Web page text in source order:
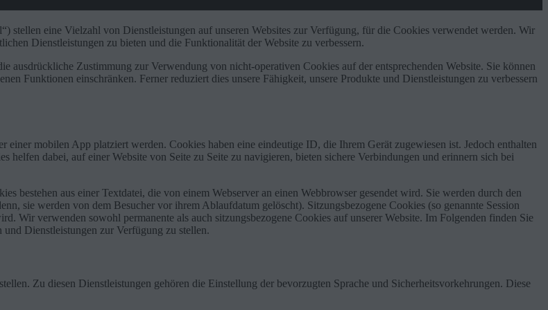
stellen eine Vielzahl von Dienstleistungen auf unseren Websites zur Verfügung, für die Cookies verwendet werden. Wir
Dienstleistungen zu bieten und die Funktionalität der Website zu verbessern.
Zustimmung zur Verwendung von nicht-operativen Cookies auf der entsprechenden Website. Sie können
Funktionen einschränken. Ferner reduziert dies unsere Fähigkeit, unsere Produkte und Dienstleistungen zu verbessern
mobilen App platziert werden. Cookies haben eine eindeutige ID, die Ihrem Gerät zugewiesen ist. Jedoch enthalten
dabei, auf einer Website von Seite zu Seite zu navigieren, bieten sichere Verbindungen und erinnern sich bei
bestehen aus einer Textdatei, die von einem Webserver an einen Webbrowser gesendet wird. Sie werden durch den
sie werden von dem Besucher vor ihrem Ablaufdatum gelöscht). Sitzungsbezogene Cookies (so genannte Session
Wir verwenden sowohl permanente als auch sitzungsbezogene Cookies auf unserer Website. Im Folgenden finden Sie
Dienstleistungen zur Verfügung zu stellen.
Zu diesen Dienstleistungen gehören die Einstellung der bevorzugten Sprache und Sicherheitsvorkehrungen. Diese